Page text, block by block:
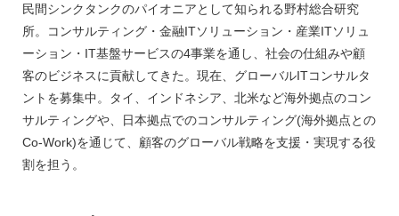
民間シンクタンクのパイオニアとして知られる野村総合研究
所。コンサルティング・金融ITソリューション・産業ITソリュ
ーション・IT基盤サービスの4事業を通し、社会の仕組みや顧
客のビジネスに貢献してきた。現在、グローバルITコンサルタ
ントを募集中。タイ、インドネシア、北米など海外拠点のコン
サルティングや、日本拠点でのコンサルティング(海外拠点との
Co-Work)を通じて、顧客のグローバル戦略を支援・実現する役
割を担う。